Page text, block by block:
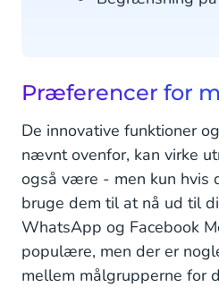
Præferencer for
De innovative funktioner
nævnt ovenfor, kan virke
også være - men kun hvis
bruge dem til at nå ud til
WhatsApp og Facebook
populære, men der er
mellem målgrupperne for